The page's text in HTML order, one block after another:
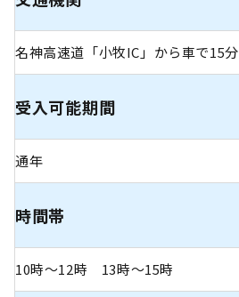
名神高速道「小牧IC」から車で15分
受入可能期間
通年
時間帯
10時〜12時 13時〜15時